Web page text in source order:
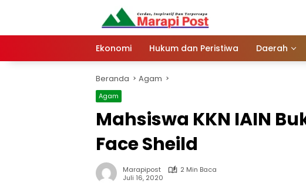
Ekonomi Hukum dan Peristiwa Daerah
Beranda Agam
Agam
Mahsiswa KKN IAIN
Face Sheild
Marapipost
2 Min Baca
Juli 16, 2020